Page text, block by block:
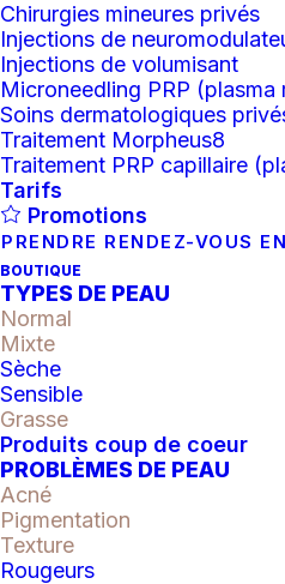
Chirurgies mineures privés
Injections de
Injections de volumisant
Microneedling PRP (plasma
Soins dermatologiques
Traitement Morpheus8
Traitement PRP capillaire
Tarifs
Promotions
PRENDRE RENDEZ-VOUS
BOUTIQUE
TYPES DE PEAU
Normal
Mixte
Sèche
Sensible
Grasse
Produits coup de coeur
PROBLÈMES DE PEAU
Acné
Pigmentation
Texture
Rougeurs
Active System
Clinical)
132.00
quantité
de
Active
System
AJOUTER AU PANIER